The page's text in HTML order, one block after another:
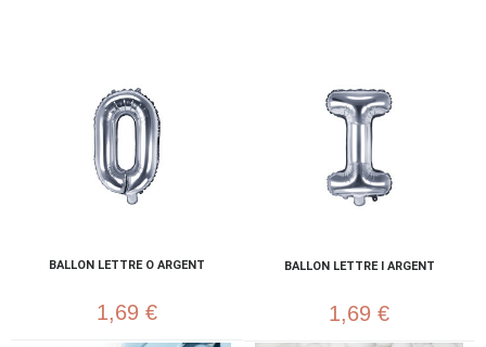
BALLON LETTRE O ARGENT
1,69 €
BALLON LETTRE I ARGENT
1,69 €